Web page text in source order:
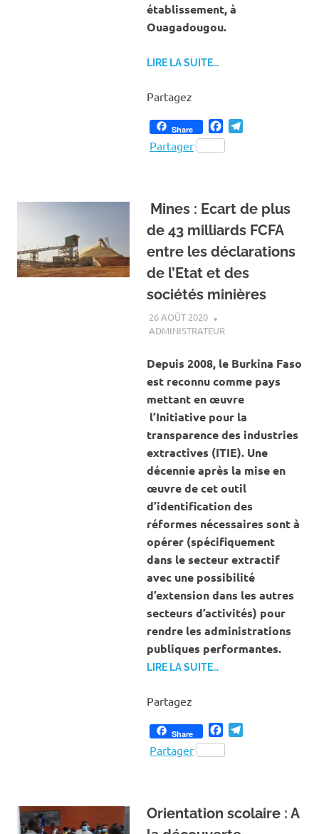
établissement, à
Ouagadougou.
LIRE LA SUITE…
Partagez
Share Facebook
Partager
Mines : Ecart de plus
de 43 milliards FCFA
entre les déclarations
de l’Etat et des
sociétés minières
26 AOÛT 2020
ADMINISTRATEURACTUALITÉ
Depuis 2008, le Burkina Faso
est reconnu comme pays
mettant en œuvre
l’Initiative pour la
transparence des industries
extractives (ITIE). Une
décennie après la mise en
œuvre de cet outil
d’identification des
réformes nécessaires sont à
opérer (spécifiquement
dans le secteur extractif
avec une possibilité
d’extension dans les autres
secteurs d’activités) pour
rendre les administrations
publiques performantes.
LIRE LA SUITE…
Partagez
Share Facebook
Partager
Orientation scolaire : A